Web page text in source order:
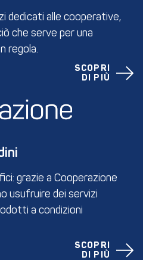
dedicati alle cooperative,
che serve per una
regola.
SCOPRI
DI PIÙ
grazie a Cooperazione
usufruire dei servizi
a condizioni
SCOPRI
DI PIÙ